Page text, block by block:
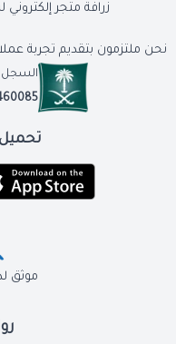
زرافة متجر إلكتروني
نحن ملتزمون بتقديم تجربة
السجل
موثق